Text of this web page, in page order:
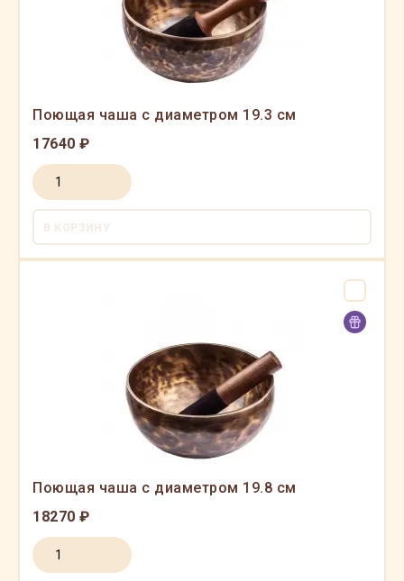
Поющая чаша с диаметром 19.3 см
17640 ₽
В КОРЗИНУ
Поющая чаша с диаметром 19.8 см
18270 ₽